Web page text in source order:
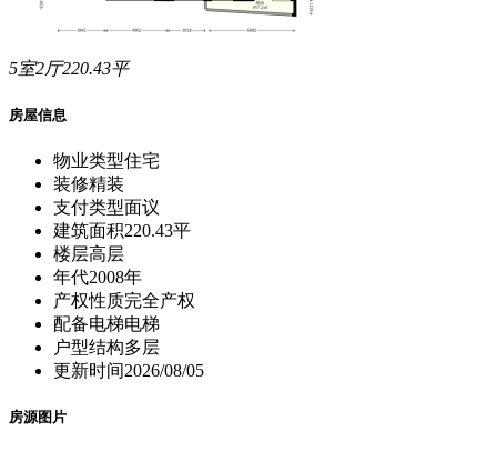
5室2厅220.43平
房屋信息
物业类型住宅
装修精装
支付类型面议
建筑面积220.43平
楼层高层
年代2008年
产权性质完全产权
配备电梯电梯
户型结构多层
更新时间2026/08/05
房源图片